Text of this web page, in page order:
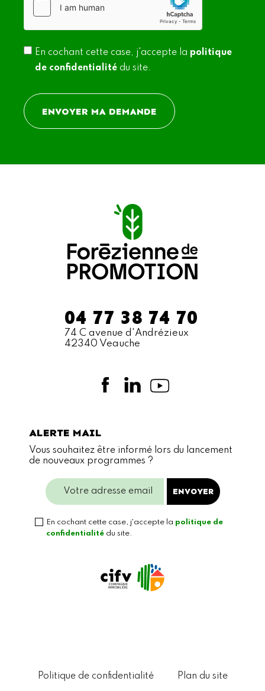
En cochant cette case, j'accepte la politique
de confidentialité du site.
04 77 38 74 70
74 C avenue d'Andrézieux
42340 Veauche
ALERTE MAIL
Vous souhaitez être informé lors du lancement
de nouveaux programmes ?
En cochant cette case, j'accepte la politique de
confidentialité du site.
Politique de confidentialité Plan du site